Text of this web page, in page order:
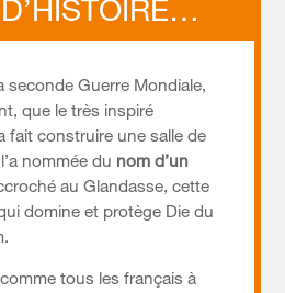
seconde Guerre Mondiale,
que le très inspiré
fait construire une salle de
nommée du nom d’un
au Glandasse, cette
domine et protège Die du
tous les français à